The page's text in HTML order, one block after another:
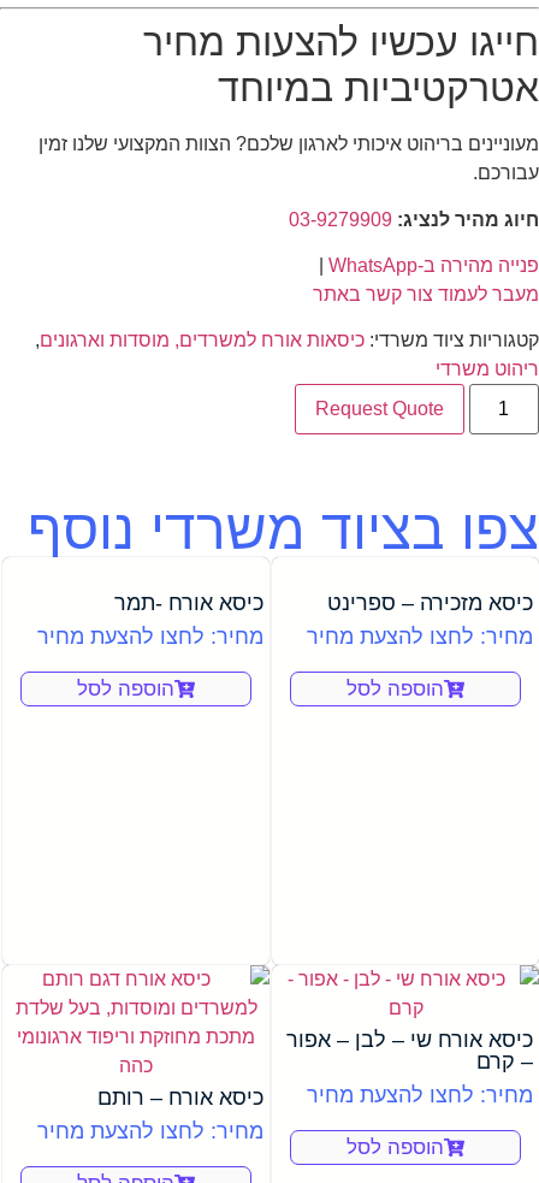
חייגו עכשיו להצעות מחיר
אטרקטיביות במיוחד
מעוניינים בריהוט איכותי לארגון שלכם? הצוות המקצועי שלנו זמין
עבורכם.
חיוג מהיר לנציג: 03-9279909
פנייה מהירה ב-WhatsApp
מעבר לעמוד צור קשר באתר
קטגוריות ציוד משרדי: כיסאות אורח למשרדים, מוסדות וארגונים,
ריהוט משרדי
Request Quote
צפו בציוד משרדי נוסף
כיסא מזכירה – ספרינט
מחיר: לחצו להצעת מחיר
הוספה לסל
כיסא אורח -תמר
מחיר: לחצו להצעת מחיר
הוספה לסל
כיסא אורח שי – לבן – אפור
– קרם
מחיר: לחצו להצעת מחיר
הוספה לסל
כיסא אורח – רותם
מחיר: לחצו להצעת מחיר